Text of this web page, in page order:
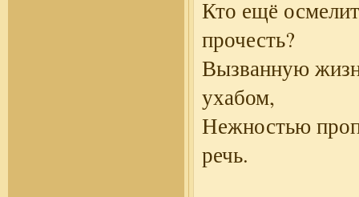
Кто ещё
прочесть?
Вызванную
ухабом,
Нежностью
речь.